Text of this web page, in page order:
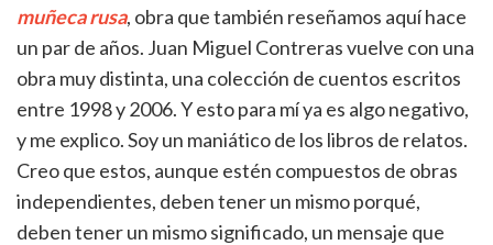
muñeca rusa, obra que también reseñamos aquí hace
un par de años. Juan Miguel Contreras vuelve con una
obra muy distinta, una colección de cuentos escritos
entre 1998 y 2006. Y esto para mí ya es algo negativo,
y me explico. Soy un maniático de los libros de relatos.
Creo que estos, aunque estén compuestos de obras
independientes, deben tener un mismo porqué,
deben tener un mismo significado, un mensaje que